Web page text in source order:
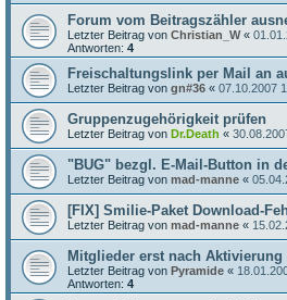
Forum vom Beitragszähler
Letzter Beitrag von Christian_W«
Antworten: 4
Freischaltungslink per Mail an
Letzter Beitrag von gn#36 « 07.10.2007
Gruppenzugehörigkeit prüfen
Letzter Beitrag von Dr.Death «
"BUG" bezgl. E-Mail-Button in
Letzter Beitrag von mad-manne «
[FIX] Smilie-Paket Download-
Letzter Beitrag von mad-manne «
Mitglieder erst nach Aktivierung
Letzter Beitrag von Pyramide «
Antworten: 4